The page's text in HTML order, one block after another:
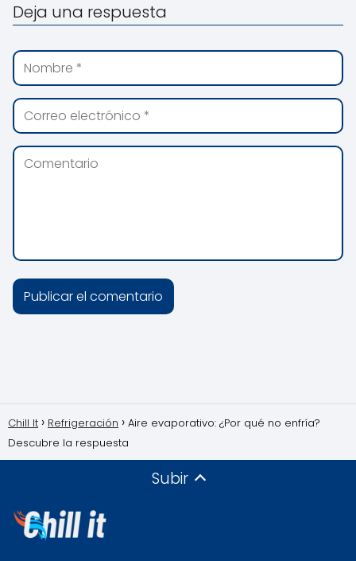
Deja una respuesta
Chill It Refrigeración
Aire evaporativo: ¿Por qué no enfría?
Descubre la respuesta
Subir